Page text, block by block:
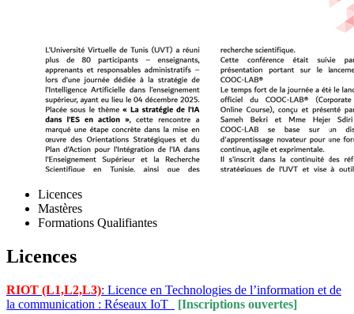
Licences
Mastères
Formations Qualifiantes
Licences
RIOT (L1,L2,L3): Licence en Technologies de l’information et de
la communication : Réseaux IoT
[Inscriptions ouvertes]